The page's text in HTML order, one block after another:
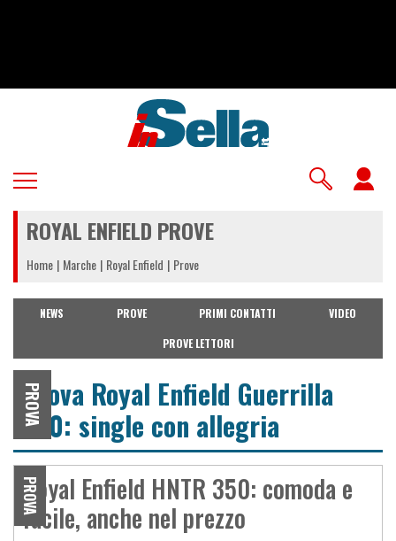
ROYAL ENFIELD PROVE
Home Marche Royal Enfield Prove
NEWS PROVE PRIMI CONTATTI
VIDEO
PROVE LETTORI
PROVA
Prova Royal Enfield Guerrilla
450: single con allegria
PROVA
Royal Enfield HNTR 350: comoda e
facile, anche nel prezzo